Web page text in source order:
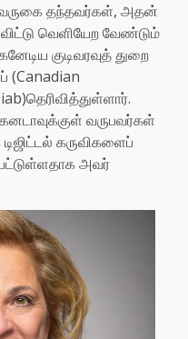
வருகை தந்தவர்கள், அதன்
வெளியேற வேண்டும்
குடிவரவுத் துறை
(Canadian
வருபவர்கள்
கருவிகளைப்
அவர்